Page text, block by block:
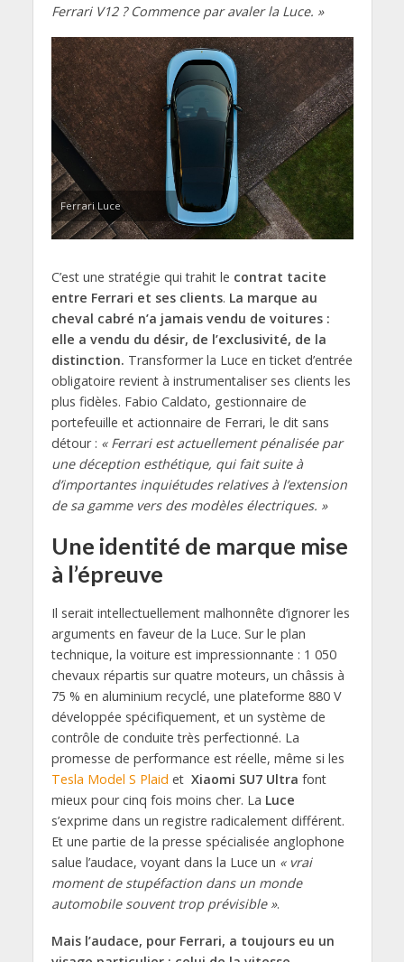
Ferrari V12 ? Commence par avaler la Luce. »
Ferrari Luce
C’est une stratégie qui trahit le contrat tacite
entre Ferrari et ses clients. La marque au
cheval cabré n’a jamais vendu de voitures :
elle a vendu du désir, de l’exclusivité, de la
distinction. Transformer la Luce en ticket d’entrée
obligatoire revient à instrumentaliser ses clients les
plus fidèles. Fabio Caldato, gestionnaire de
portefeuille et actionnaire de Ferrari, le dit sans
détour : « Ferrari est actuellement pénalisée par
une déception esthétique, qui fait suite à
d’importantes inquiétudes relatives à l’extension
de sa gamme vers des modèles électriques. »
Une identité de marque mise
à l’épreuve
Il serait intellectuellement malhonnête d’ignorer les
arguments en faveur de la Luce. Sur le plan
technique, la voiture est impressionnante : 1 050
chevaux répartis sur quatre moteurs, un châssis à
75 % en aluminium recyclé, une plateforme 880 V
développée spécifiquement, et un système de
contrôle de conduite très perfectionné. La
promesse de performance est réelle, même si les
Tesla Model S Plaid et Xiaomi SU7 Ultra font
mieux pour cinq fois moins cher. La Luce
s’exprime dans un registre radicalement différent.
Et une partie de la presse spécialisée anglophone
salue l’audace, voyant dans la Luce un « vrai
moment de stupéfaction dans un monde
automobile souvent trop prévisible ».
Mais l’audace, pour Ferrari, a toujours eu un